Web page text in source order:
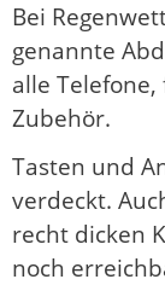
Bei
genannte
alle
Zubehör.
Tasten und
verdeckt.
recht dicken
noch